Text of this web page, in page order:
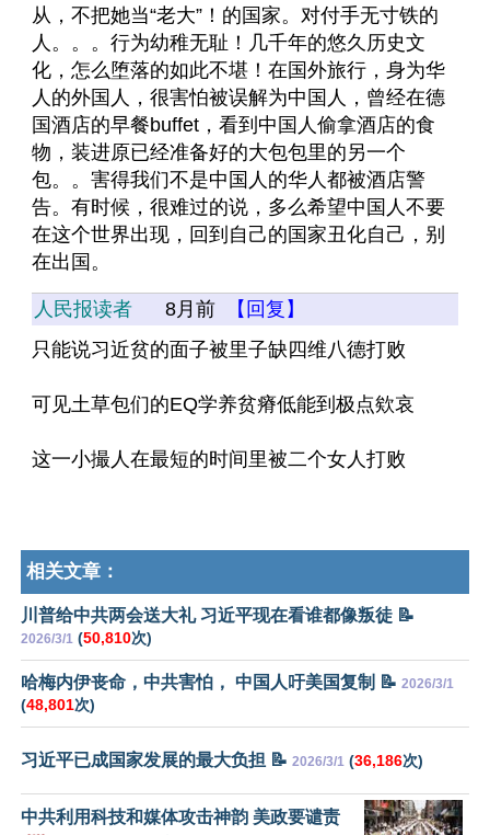
从，不把她当“老大”！的国家。对付手无寸铁的
人。。。行为幼稚无耻！几千年的悠久历史文
化，怎么堕落的如此不堪！在国外旅行，身为华
人的外国人，很害怕被误解为中国人，曾经在德
国酒店的早餐buffet，看到中国人偷拿酒店的食
物，装进原已经准备好的大包包里的另一个
包。。害得我们不是中国人的华人都被酒店警
告。有时候，很难过的说，多么希望中国人不要
在这个世界出现，回到自己的国家丑化自己，别
在出国。
人民报读者 8月前
【回复】
只能说习近贫的面子被里子缺四维八德打败
可见土草包们的EQ学养贫瘠低能到极点欸哀
这一小撮人在最短的时间里被二个女人打败
相关文章：
川普给中共两会送大礼 习近平现在看谁都像叛徒 📝
2026/3/1 (50,810次)
哈梅内伊丧命，中共害怕， 中国人吁美国复制 📝 2026/3/1
(48,801次)
习近平已成国家发展的最大负担 📝 2026/3/1 (36,186次)
中共利用科技和媒体攻击神韵 美政要谴责